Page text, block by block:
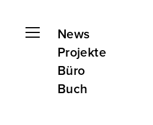
News
Projekte
Büro
Buch